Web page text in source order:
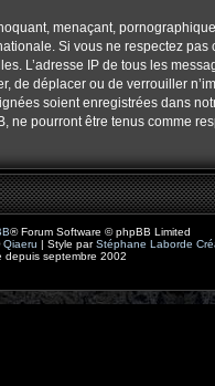
menaçant,
Si vous ne respectez
L’adresse IP de tous les
déplacer ou de verrouiller
soient enregistrées dans
pourront être tenus comme
® Forum Software © phpBB Limited
Qiaeru | Style parStéphane Laborde
depuis septembre 2002